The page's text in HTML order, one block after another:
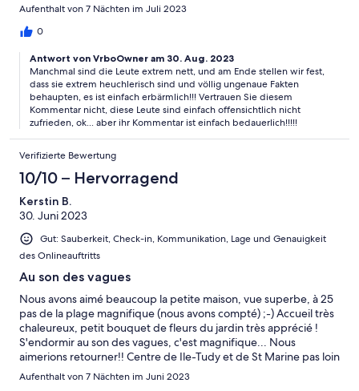
eine böse Überraschung war. Die 80 jährige Besitzerin führte
entdeckten wir dann, dass das Haus arg verpilzt war und
dann aber Putzmaterialien gekauft und am nächsten Tag in 7
Stunden eine Grundreinigung durchgeführt. Danach war es uns
etwas wohler. Als wir den Sohn der Vemieterin ansprachen
betreffend dem Zustand des Häuschens, gab er zu verstehen,
dass es offenbar mit einer Zwischenreinigung vor unserem
Einzug nicht geklappt hat. Keine Worte der Entschuldigung
zeitlang nicht vermietet war und nicht geheizt wurde, was zum
Schimmelbefall führte und dieser extremen Schmuddeligkeit.
Das Haus selbst ist ja eigentlich "eine Perle", wenn es gut
gewartet würde. Zudem liegt es hervorragend, mit Blick vom
Schlafzimmer aus direkt auf das Meer mit schönem Strand. Wir
finden es einfach extrem stossend, wenn der Vermieter diesen
hohen Mietpreis verlangt wegen der Lage des Hauses und
seines Charms, aber seine Eigenleistung derart nicht erbringt.
Wir werden hier nie mehr mieten.
Aufenthalt von 7 Nächten im Juli 2023
0
Antwort von VrboOwner am 30. Aug. 2023
Manchmal sind die Leute extrem nett, und am Ende stellen wir fest,
dass sie extrem heuchlerisch sind und völlig ungenaue Fakten
behaupten, es ist einfach erbärmlich!!! Vertrauen Sie diesem
Kommentar nicht, diese Leute sind einfach offensichtlich nicht
zufrieden, ok... aber ihr Kommentar ist einfach bedauerlich!!!!!
Verifizierte Bewertung
10/10 – Hervorragend
Kerstin B.
30. Juni 2023
Gut: Sauberkeit, Check-in, Kommunikation, Lage und Genauigkeit
des Onlineauftritts
Au son des vagues
Nous avons aimé beaucoup la petite maison, vue superbe, à 25
pas de la plage magnifique (nous avons compté) ;-) Accueil très
chaleureux, petit bouquet de fleurs du jardin très apprécié !
S'endormir au son des vagues, c'est magnifique... Nous
aimerions retourner!! Centre de Ile-Tudy et de St Marine pas loin
en voiture ou mieux en bicyclette, possibilité de louer au
Aufenthalt von 7 Nächten im Juni 2023